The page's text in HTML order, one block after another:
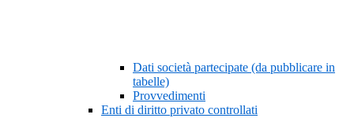
Dati società partecipate (da pubblicare in
tabelle)
Provvedimenti
Enti di diritto privato controllati